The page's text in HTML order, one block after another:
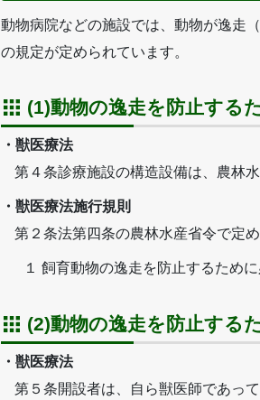
動物病院などの施設では、動物が逸走
の規定が定められています。
(1)動物の逸走を防止する
・獣医療法
第４条診療施設の構造設備は、農林
・獣医療法施行規則
第２条法第四条の農林水産省令で定
１ 飼育動物の逸走を防止するため
(2)動物の逸走を防止する
・獣医療法
第５条開設者は、自ら獣医師であっ